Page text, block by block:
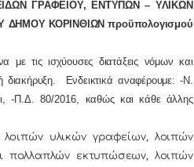
ΓΡΑΦΕΙΟΥ, ΕΝΤΥΠΩΝ – ΥΛΙΚΩΝ
ΚΟΡΙΝΘΙΩΝ προϋπολογισμού
με τις ισχύουσες διατάξεις νόμων και
διακήρυξη. Ενδεικτικά αναφέρουμε: -Ν.
-Π.Δ. 80/2016,
καθώς και κάθε άλλης
υλικών γραφείων, λοιπών
πολλαπλών εκτυπώσεων, λοιπών